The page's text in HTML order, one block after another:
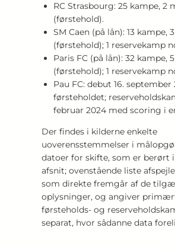
RC Strasbourg: 25 kampe, 2
(førstehold).
SM Caen (på lån): 13 kampe,
(førstehold); 1 reservekamp
Paris FC (på lån): 32 kampe,
(førstehold); 1 reservekamp
Pau FC: debut 16. september
førsteholdet;
februar 2024 med scoring i
Der findes i kilderne enkelte
uoverensstemmelser i
datoer for skifte, som er berørt
afsnit; ovenstående liste
som direkte fremgår af de
oplysninger, og angiver
førsteholds- og
separat, hvor sådanne data